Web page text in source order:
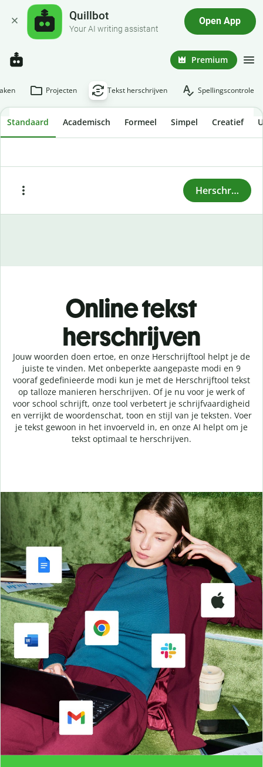
Quillbot
Your AI writing assistant
Open App
Premium
Projecten Tekst herschrijven Spellingscontrole
Standaard Academisch Formeel Simpel Creatief
Herschrijven
Online tekst
herschrijven
Jouw woorden doen ertoe, en onze Herschrijftool helpt je de
juiste te vinden. Met onbeperkte aangepaste modi en 9
vooraf gedefinieerde modi kun je met de Herschrijftool tekst
op talloze manieren herschrijven. Of je nu voor je werk of
voor school schrijft, onze tool verbetert je schrijfvaardigheid
en verrijkt de woordenschat, toon en stijl van je teksten. Voer
je tekst gewoon in het invoerveld in, en onze AI helpt om je
tekst optimaal te herschrijven.